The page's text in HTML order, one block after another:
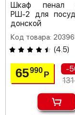
Шкаф пенал
РШ-2 для
донской
Код товара:
(4.5)
65990Р
-